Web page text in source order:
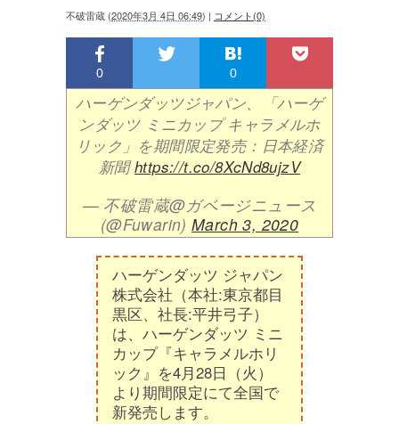
不破雷蔵 (2020年3月 4日 06:49) | コメント(0)
0 0
ハーゲンダッツジャパン、「ハーゲ
ンダッツ ミニカップ キャラメルホ
リック」を期間限定発売：日本経済
新聞https://t.co/8XcNd8ujzV
— 不破雷蔵@ガベージニュース
(@Fuwarin)March 3, 2020
ハーゲンダッツ ジャパン
株式会社（本社:東京都目
黒区、社長:平井弓子）
は、ハーゲンダッツ ミニ
カップ『キャラメルホリ
ック』を4月28日（火）
より期間限定にて全国で
新発売します。